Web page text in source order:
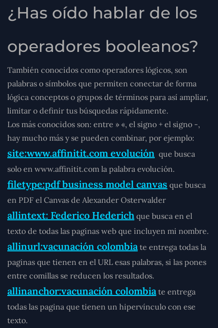
¿Has oído hablar de los
operadores booleanos?
También conocidos como operadores lógicos, son
palabras o símbolos que permiten conectar de forma
lógica conceptos o grupos de términos para así ampliar,
limitar o definir tus búsquedas rápidamente.
Los más conocidos son: entre » «, el signo + el signo -,
hay mucho más y se pueden combinar, por ejemplo:
site:www.affinitit.com evolución que busca
solo en www.affinitit.com la palabra evolución.
filetype:pdf business model canvas que busca
en PDF el Canvas de Alexander Osterwalder
allintext: Federico Hederich que busca en el
texto de todas las paginas web que incluyen mi nombre.
allinurl:vacunación colombia te entrega todas la
paginas que tienen en el URL esas palabras, si las pones
entre comillas se reducen los resultados.
allinanchor:vacunación colombia te entrega
todas las pagina que tienen un hipervínculo con ese
texto.